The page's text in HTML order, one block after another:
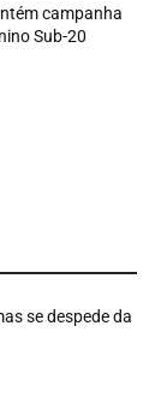
campanha
Sub-20
se despede da